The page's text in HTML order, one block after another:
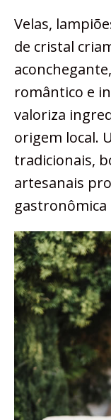
Velas,
de cristal
romântico e
valoriza
origem local.
tradicionais,
artesanais
gastronômica